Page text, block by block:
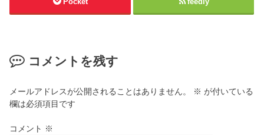
コメントを残す
メールアドレスが公開されることはありません。 ※ が付いている
欄は必須項目です
コメント ※